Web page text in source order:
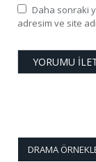
Daha sonraki
adresim ve site
DRAMA